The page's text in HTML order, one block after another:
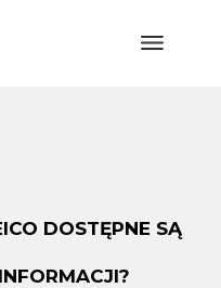
DOSTĘPNE SĄ